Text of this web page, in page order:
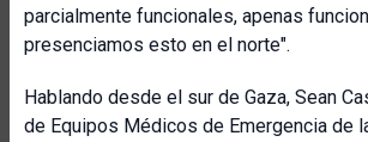
parcialmente funcionales, apenas
presenciamos esto en el norte".
Hablando desde el sur de Gaza, Sean
de Equipos Médicos de Emergencia de